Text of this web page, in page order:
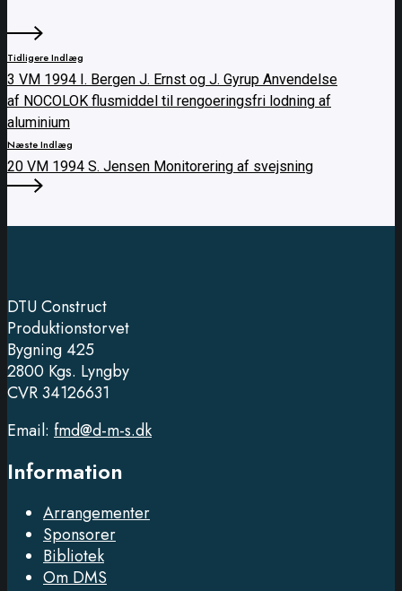
Tidligere Indlæg
3 VM 1994 I. Bergen J. Ernst og J. Gyrup Anvendelse
af NOCOLOK flusmiddel til rengoeringsfri lodning af
aluminium
Næste Indlæg
20 VM 1994 S. Jensen Monitorering af svejsning
DTU Construct
Produktionstorvet
Bygning 425
2800 Kgs. Lyngby
CVR 34126631
Email: fmd@d-m-s.dk
Information
Arrangementer
Sponsorer
Bibliotek
Om DMS